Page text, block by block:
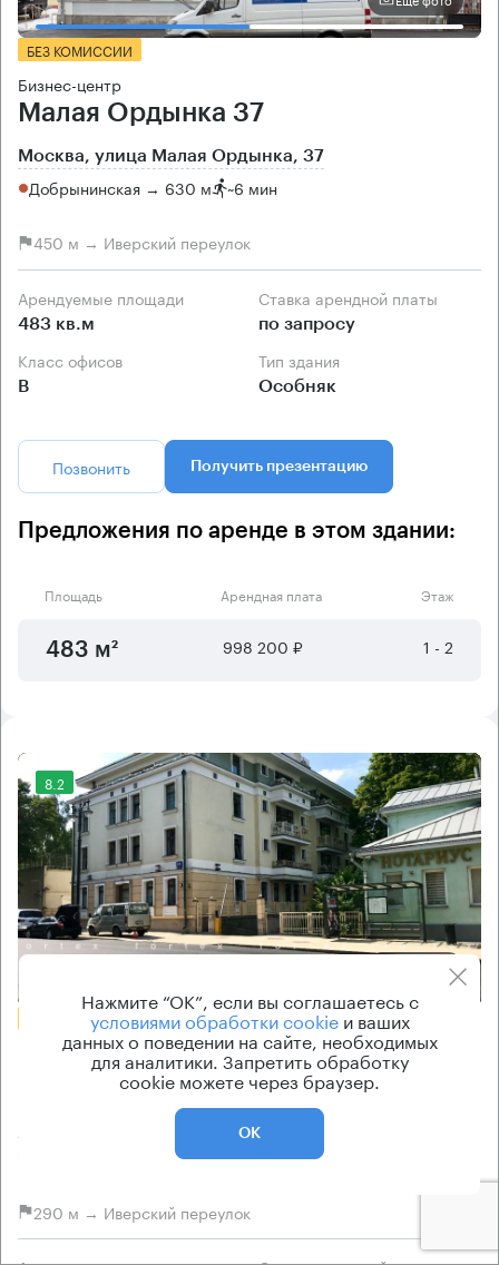
БЕЗ КОМИССИИ
Бизнес-центр
Малая Ордынка 37
Москва, улица Малая Ордынка, 37
Добрынинская → 630 м ~6 мин
450 м → Иверский переулок
Арендуемые площади
483 кв.м
Ставка арендной платы
по запросу
Класс офисов
B
Тип здания
Особняк
Позвонить Получить презентацию
Предложения по аренде в этом здании:
Площадь Арендная плата Этаж
483 м² 998 200 ₽ 1 - 2
8.2
Еще фото
БЕЗ КОМИССИИ
Бизнес-центр
Большая Ордынка 54 с2
Москва, улица Большая Ордынка, 54 с2
~6 мин
290 м → Иверский переулок
Нажмите “ОК”, если вы соглашаетесь с
условиями обработки cookieи ваших
данных о поведении на сайте, необходимых
для аналитики. Запретить обработку
cookie можете через браузер.
ОК